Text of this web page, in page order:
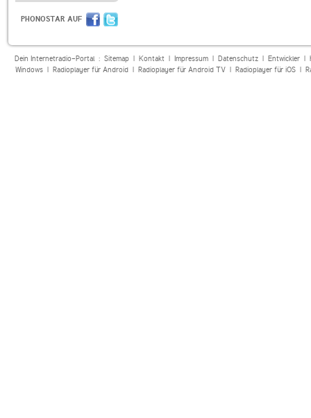
PHONOSTAR AUF
Dein Internetradio-Portal : Sitemap| Kontakt| Impressum| Datenschutz| Entwickler|
Windows| Radioplayer für Android| Radioplayer für Android TV| Radioplayer für iOS|